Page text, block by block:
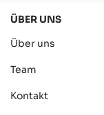
ÜBER UNS
Über uns
Team
Kontakt